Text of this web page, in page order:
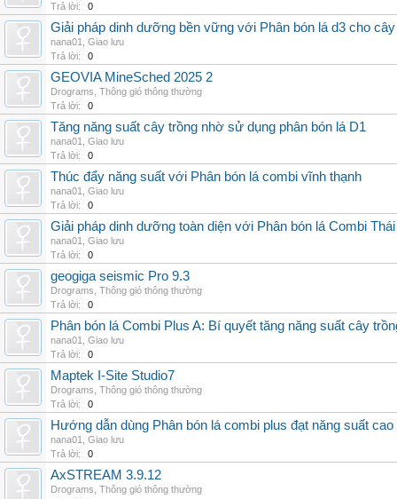
Trả lời:
0
Giải pháp dinh dưỡng bền vững với Phân bón lá d3 cho cây
nana01
Giao lưu
Trả lời:
0
GEOVIA MineSched 2025 2
Drograms Thông gió thông thường
Trả lời:
0
Tăng năng suất cây trồng nhờ sử dụng phân bón lá D1
nana01
Giao lưu
Trả lời:
0
Thúc đẩy năng suất với Phân bón lá combi vĩnh thạnh
nana01
Giao lưu
Trả lời:
0
Giải pháp dinh dưỡng toàn diện với Phân bón lá Combi Thái
nana01
Giao lưu
Trả lời:
0
geogiga seismic Pro 9.3
Drograms Thông gió thông thường
Trả lời:
0
Phân bón lá Combi Plus A: Bí quyết tăng năng suất cây
nana01
Giao lưu
Trả lời:
0
Maptek I-Site Studio7
Drograms Thông gió thông thường
Trả lời:
0
Hướng dẫn dùng Phân bón lá combi plus đạt năng suất cao
nana01
Giao lưu
Trả lời:
0
AxSTREAM 3.9.12
Drograms Thông gió thông thường